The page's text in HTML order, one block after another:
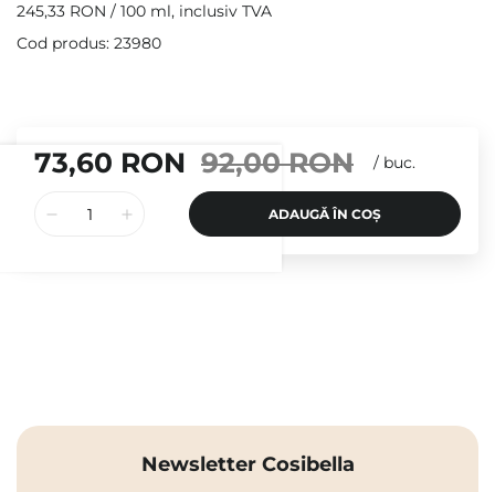
73,60 RON 92,00 RON / buc.
ADAUGĂ ÎN COȘ
245,33 RON / 100 ml, inclusiv TVA
Cod produs: 23980
Newsletter Cosibella